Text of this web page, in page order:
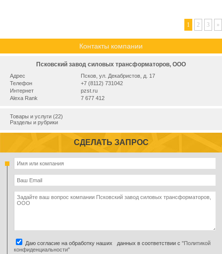
1 2 3 »
Контакты компании
Псковский завод силовых трансформаторов, ООО
Адрес
Псков, ул. Декабристов, д. 17
Телефон
+7 (8112) 731042
Интернет
pzst.ru
Alexa Rank
7 677 412
Товары и услуги (22)
Разделы и рубрики
СДЕЛАТЬ ЗАПРОС
Даю согласие на обработку наших данных в соответствии с "Политикой
конфиденциальности"